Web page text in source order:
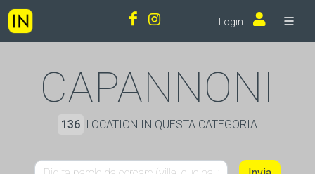
Login
CAPANNONI
136 LOCATION IN QUESTA CATEGORIA